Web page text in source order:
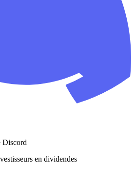
Discord
en dividendes